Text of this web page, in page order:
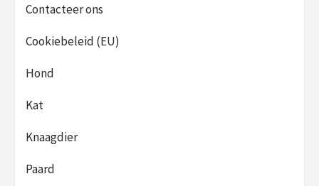
Contacteer ons
Cookiebeleid (EU)
Hond
Kat
Knaagdier
Paard